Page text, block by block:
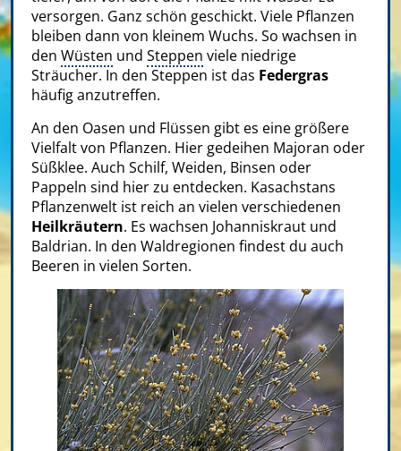
versorgen. Ganz schön geschickt. Viele Pflanzen
bleiben dann von kleinem Wuchs. So wachsen in
den Wüsten und Steppen viele niedrige
Sträucher. In den Steppen ist das Federgras
häufig anzutreffen.
An den Oasen und Flüssen gibt es eine größere
Vielfalt von Pflanzen. Hier gedeihen Majoran oder
Süßklee. Auch Schilf, Weiden, Binsen oder
Pappeln sind hier zu entdecken. Kasachstans
Pflanzenwelt ist reich an vielen verschiedenen
Heilkräutern. Es wachsen Johanniskraut und
Baldrian. In den Waldregionen findest du auch
Beeren in vielen Sorten.